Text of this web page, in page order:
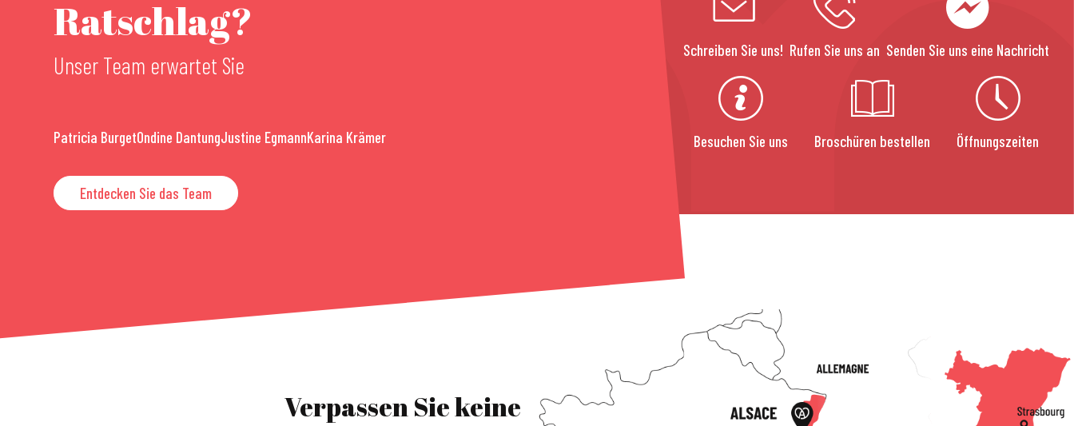
Ratschlag?
Unser Team erwartet Sie
Patricia BurgetOndine DantungJustine EgmannKarina Krämer
Entdecken Sie das Team
Schreiben Sie uns! Rufen Sie uns an Senden Sie uns eine Nachricht
Besuchen Sie uns Broschüren bestellen Öffnungszeiten
Verpassen Sie keine